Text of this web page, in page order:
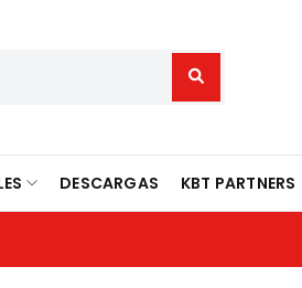
DESCARGAS KBT PARTNERS